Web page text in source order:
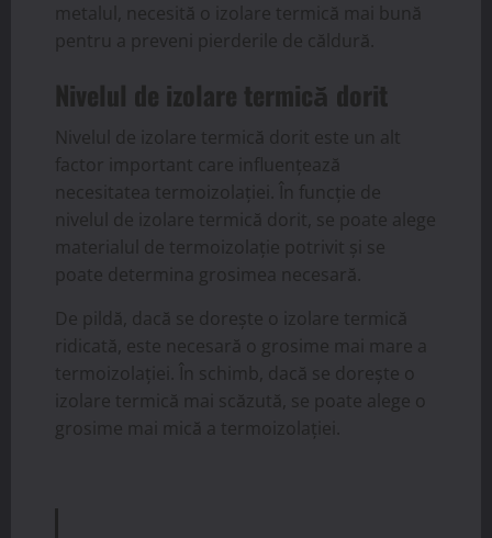
metalul, necesită o izolare termică mai bună
pentru a preveni pierderile de căldură.
Nivelul de izolare termică dorit
Nivelul de izolare termică dorit este un alt
factor important care influențează
necesitatea termoizolației. În funcție de
nivelul de izolare termică dorit, se poate alege
materialul de termoizolație potrivit și se
poate determina grosimea necesară.
De pildă, dacă se dorește o izolare termică
ridicată, este necesară o grosime mai mare a
termoizolației. În schimb, dacă se dorește o
izolare termică mai scăzută, se poate alege o
grosime mai mică a termoizolației.